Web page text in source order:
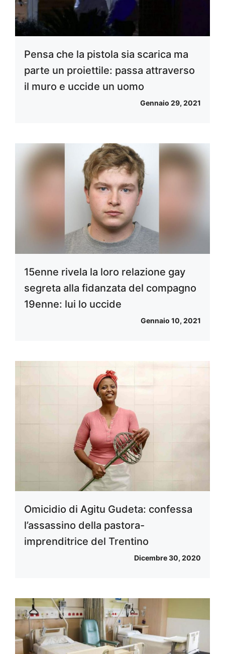
Pensa che la pistola sia scarica ma
parte un proiettile: passa attraverso
il muro e uccide un uomo
Gennaio 29, 2021
15enne rivela la loro relazione gay
segreta alla fidanzata del compagno
19enne: lui lo uccide
Gennaio 10, 2021
Omicidio di Agitu Gudeta: confessa
l’assassino della pastora-
imprenditrice del Trentino
Dicembre 30, 2020